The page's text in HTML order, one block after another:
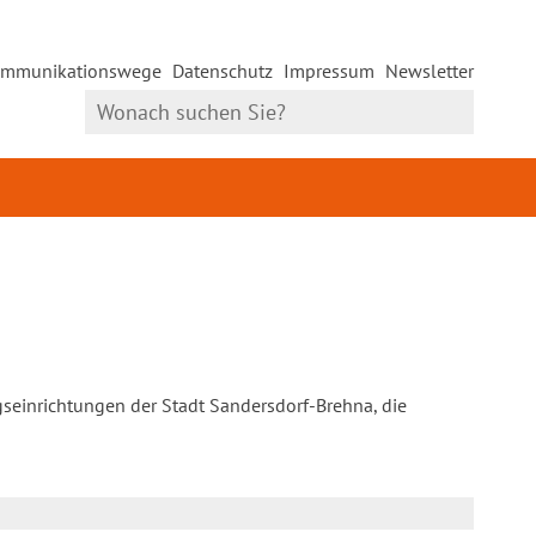
Datenschutz Impressum Newsletter
der Stadt Sandersdorf-Brehna, die